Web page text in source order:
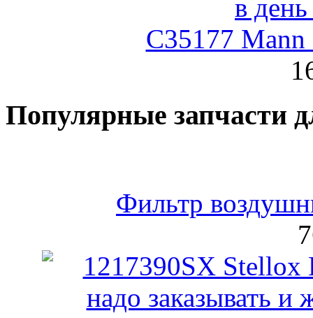
C35177
Популярные запчасти
Фильтр